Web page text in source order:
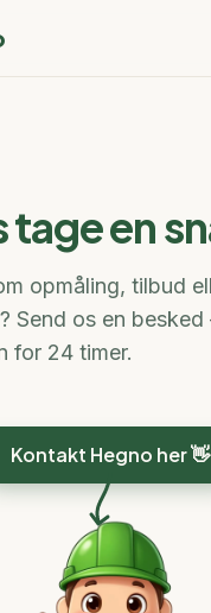
tage en
opmåling, tilbud
Send os en
for 24 timer.
Kontakt Hegno her 👋